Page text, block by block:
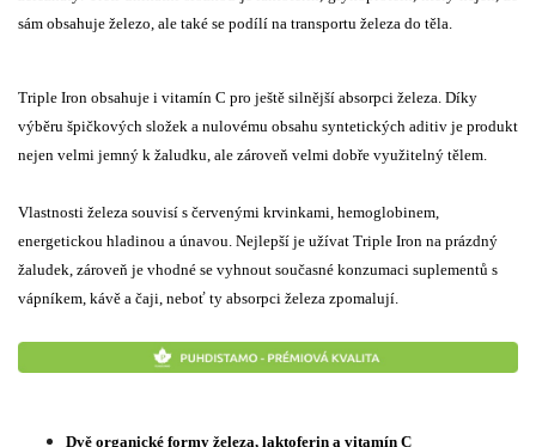
sám obsahuje železo, ale také se podílí na transportu železa do těla.
Triple Iron obsahuje i vitamín C pro ještě silnější absorpci železa. Díky
výběru špičkových složek a nulovému obsahu syntetických aditiv je produkt
nejen velmi jemný k žaludku, ale zároveň velmi dobře využitelný tělem.
Vlastnosti železa souvisí s červenými krvinkami, hemoglobinem,
energetickou hladinou a únavou. Nejlepší je užívat Triple Iron na prázdný
žaludek, zároveň je vhodné se vyhnout současné konzumaci suplementů s
vápníkem, kávě a čaji, neboť ty absorpci železa zpomalují.
Dvě organické formy železa, laktoferin a vitamín C